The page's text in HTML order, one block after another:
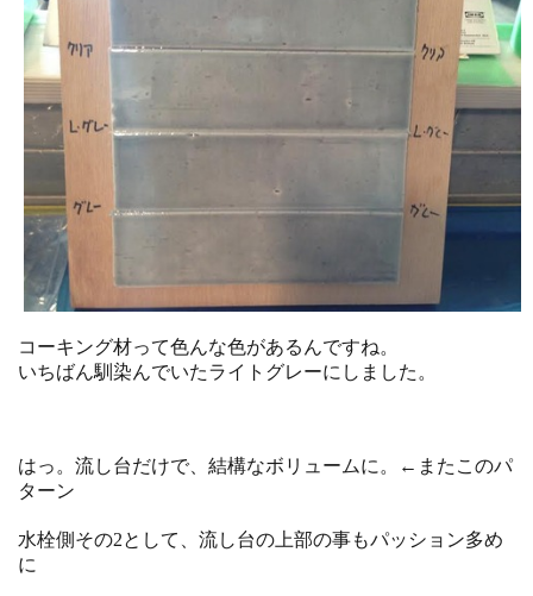
コーキング材って色んな色があるんですね。
いちばん馴染んでいたライトグレーにしました。
はっ。流し台だけで、結構なボリュームに。←またこのパ
ターン
水栓側その2として、流し台の上部の事もパッション多め
に